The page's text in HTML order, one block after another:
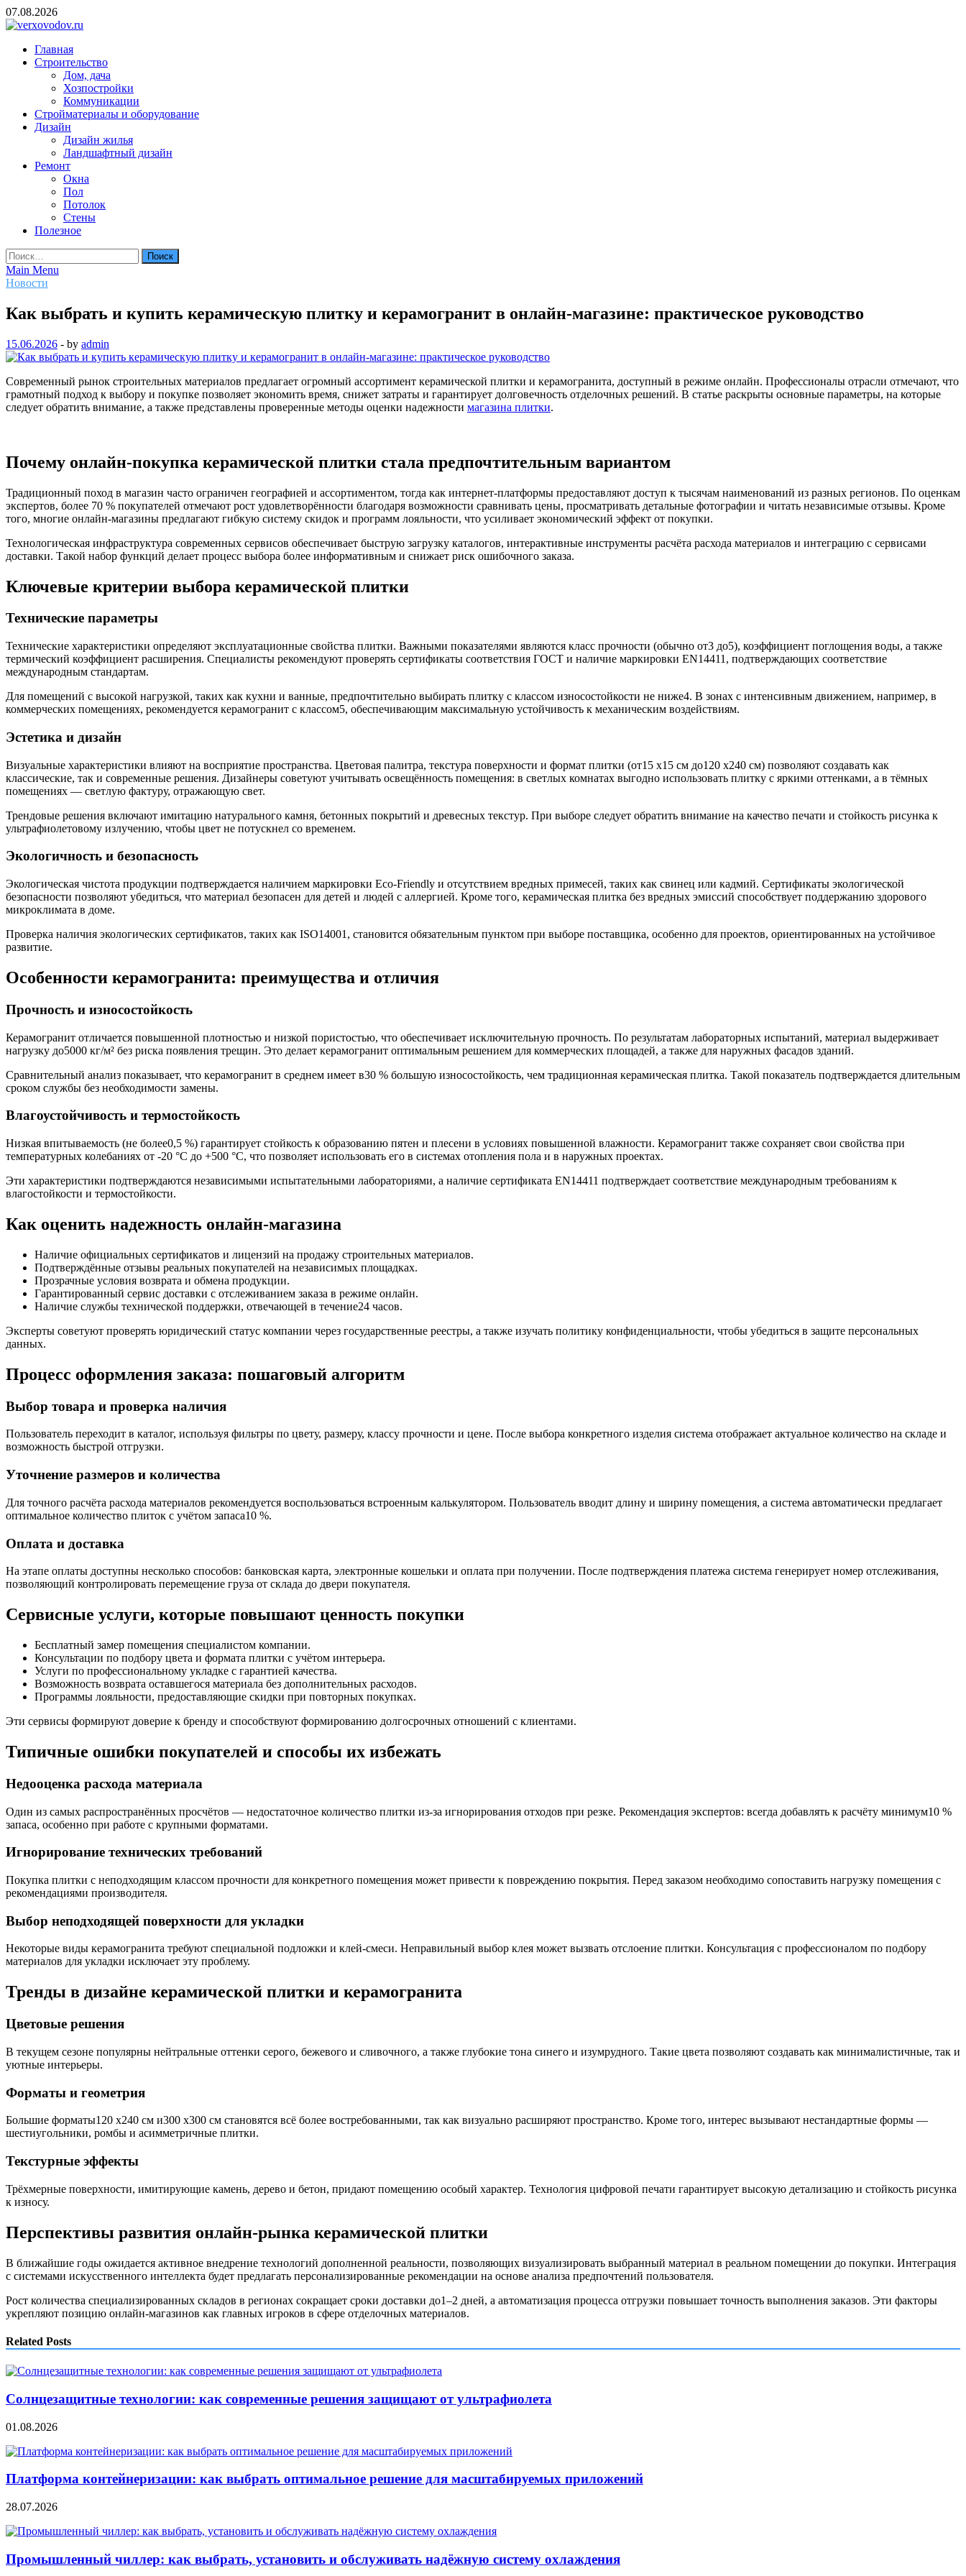
Skip
to
07.08.2026
verxovodov.ru
Ремонт и строительство
Главная
Строительство
Дом, дача
Хозпостройки
Коммуникации
Стройматериалы и оборудование
Дизайн
Дизайн жилья
Ландшафтный дизайн
Ремонт
Окна
Пол
Потолок
Стены
Полезное
Найти:
Main Menu
Новости
Как выбрать и купить керамическую плитку и керамогранит в онлайн‑магазине: практическое руководство
15.06.2026 - by admin
Современный рынок строительных материалов предлагает огромный ассортимент керамической плитки и керамогранита, доступный в режиме онлайн. Профессионалы отрасли отмечают, что
грамотный подход к выбору и покупке позволяет экономить время, снижет затраты и гарантирует долговечность отделочных решений. В статье раскрыты основные параметры, на которые
следует обратить внимание, а также представлены проверенные методы оценки надежности магазина плитки.
Почему онлайн‑покупка керамической плитки стала предпочтительным вариантом
Традиционный поход в магазин часто ограничен географией и ассортиментом, тогда как интернет‑платформы предоставляют доступ к тысячам наименований из разных регионов. По оценкам
экспертов, более 70 % покупателей отмечают рост удовлетворённости благодаря возможности сравнивать цены, просматривать детальные фотографии и читать независимые отзывы. Кроме
того, многие онлайн‑магазины предлагают гибкую систему скидок и программ лояльности, что усиливает экономический эффект от покупки.
Технологическая инфраструктура современных сервисов обеспечивает быструю загрузку каталогов, интерактивные инструменты расчёта расхода материалов и интеграцию с сервисами
доставки. Такой набор функций делает процесс выбора более информативным и снижает риск ошибочного заказа.
Ключевые критерии выбора керамической плитки
Технические параметры
Технические характеристики определяют эксплуатационные свойства плитки. Важными показателями являются класс прочности (обычно от3 до5), коэффициент поглощения воды, а также
термический коэффициент расширения. Специалисты рекомендуют проверять сертификаты соответствия ГОСТ и наличие маркировки EN14411, подтверждающих соответствие
международным стандартам.
Для помещений с высокой нагрузкой, таких как кухни и ванные, предпочтительно выбирать плитку с классом износостойкости не ниже4. В зонах с интенсивным движением, например, в
коммерческих помещениях, рекомендуется керамогранит с классом5, обеспечивающим максимальную устойчивость к механическим воздействиям.
Эстетика и дизайн
Визуальные характеристики влияют на восприятие пространства. Цветовая палитра, текстура поверхности и формат плитки (от15 x15 см до120 x240 см) позволяют создавать как
классические, так и современные решения. Дизайнеры советуют учитывать освещённость помещения: в светлых комнатах выгодно использовать плитку с яркими оттенками, а в тёмных
помещениях — светлую фактуру, отражающую свет.
Трендовые решения включают имитацию натурального камня, бетонных покрытий и древесных текстур. При выборе следует обратить внимание на качество печати и стойкость рисунка к
ультрафиолетовому излучению, чтобы цвет не потускнел со временем.
Экологичность и безопасность
Экологическая чистота продукции подтверждается наличием маркировки Eco‑Friendly и отсутствием вредных примесей, таких как свинец или кадмий. Сертификаты экологической
безопасности позволяют убедиться, что материал безопасен для детей и людей с аллергией. Кроме того, керамическая плитка без вредных эмиссий способствует поддержанию здорового
микроклимата в доме.
Проверка наличия экологических сертификатов, таких как ISO14001, становится обязательным пунктом при выборе поставщика, особенно для проектов, ориентированных на устойчивое
развитие.
Особенности керамогранита: преимущества и отличия
Прочность и износостойкость
Керамогранит отличается повышенной плотностью и низкой пористостью, что обеспечивает исключительную прочность. По результатам лабораторных испытаний, материал выдерживает
нагрузку до5000 кг/м² без риска появления трещин. Это делает керамогранит оптимальным решением для коммерческих площадей, а также для наружных фасадов зданий.
Сравнительный анализ показывает, что керамогранит в среднем имеет в30 % большую износостойкость, чем традиционная керамическая плитка. Такой показатель подтверждается длительным
сроком службы без необходимости замены.
Влагоустойчивость и термостойкость
Низкая впитываемость (не более0,5 %) гарантирует стойкость к образованию пятен и плесени в условиях повышенной влажности. Керамогранит также сохраняет свои свойства при
температурных колебаниях от -20 °C до +500 °C, что позволяет использовать его в системах отопления пола и в наружных проектах.
Эти характеристики подтверждаются независимыми испытательными лабораториями, а наличие сертификата EN14411 подтверждает соответствие международным требованиям к
влагостойкости и термостойкости.
Как оценить надежность онлайн‑магазина
Наличие официальных сертификатов и лицензий на продажу строительных материалов.
Подтверждённые отзывы реальных покупателей на независимых площадках.
Прозрачные условия возврата и обмена продукции.
Гарантированный сервис доставки с отслеживанием заказа в режиме онлайн.
Наличие службы технической поддержки, отвечающей в течение24 часов.
Эксперты советуют проверять юридический статус компании через государственные реестры, а также изучать политику конфиденциальности, чтобы убедиться в защите персональных
данных.
Процесс оформления заказа: пошаговый алгоритм
Выбор товара и проверка наличия
Пользователь переходит в каталог, используя фильтры по цвету, размеру, классу прочности и цене. После выбора конкретного изделия система отображает актуальное количество на складе и
возможность быстрой отгрузки.
Уточнение размеров и количества
Для точного расчёта расхода материалов рекомендуется воспользоваться встроенным калькулятором. Пользователь вводит длину и ширину помещения, а система автоматически предлагает
оптимальное количество плиток с учётом запаса10 %.
Оплата и доставка
На этапе оплаты доступны несколько способов: банковская карта, электронные кошельки и оплата при получении. После подтверждения платежа система генерирует номер отслеживания,
позволяющий контролировать перемещение груза от склада до двери покупателя.
Сервисные услуги, которые повышают ценность покупки
Бесплатный замер помещения специалистом компании.
Консультации по подбору цвета и формата плитки с учётом интерьера.
Услуги по профессиональному укладке с гарантией качества.
Возможность возврата оставшегося материала без дополнительных расходов.
Программы лояльности, предоставляющие скидки при повторных покупках.
Эти сервисы формируют доверие к бренду и способствуют формированию долгосрочных отношений с клиентами.
Типичные ошибки покупателей и способы их избежать
Недооценка расхода материала
Один из самых распространённых просчётов — недостаточное количество плитки из‑за игнорирования отходов при резке. Рекомендация экспертов: всегда добавлять к расчёту минимум10 %
запаса, особенно при работе с крупными форматами.
Игнорирование технических требований
Покупка плитки с неподходящим классом прочности для конкретного помещения может привести к повреждению покрытия. Перед заказом необходимо сопоставить нагрузку помещения с
рекомендациями производителя.
Выбор неподходящей поверхности для укладки
Некоторые виды керамогранита требуют специальной подложки и клей‑смеси. Неправильный выбор клея может вызвать отслоение плитки. Консультация с профессионалом по подбору
материалов для укладки исключает эту проблему.
Тренды в дизайне керамической плитки и керамогранита
Цветовые решения
В текущем сезоне популярны нейтральные оттенки серого, бежевого и сливочного, а также глубокие тона синего и изумрудного. Такие цвета позволяют создавать как минималистичные, так и
уютные интерьеры.
Форматы и геометрия
Большие форматы120 x240 см и300 x300 см становятся всё более востребованными, так как визуально расширяют пространство. Кроме того, интерес вызывают нестандартные формы —
шестиугольники, ромбы и асимметричные плитки.
Текстурные эффекты
Трёхмерные поверхности, имитирующие камень, дерево и бетон, придают помещению особый характер. Технология цифровой печати гарантирует высокую детализацию и стойкость рисунка
к износу.
Перспективы развития онлайн‑рынка керамической плитки
В ближайшие годы ожидается активное внедрение технологий дополненной реальности, позволяющих визуализировать выбранный материал в реальном помещении до покупки. Интеграция
с системами искусственного интеллекта будет предлагать персонализированные рекомендации на основе анализа предпочтений пользователя.
Рост количества специализированных складов в регионах сокращает сроки доставки до1–2 дней, а автоматизация процесса отгрузки повышает точность выполнения заказов. Эти факторы
укрепляют позицию онлайн‑магазинов как главных игроков в сфере отделочных материалов.
Related Posts
Солнцезащитные технологии: как современные решения защищают от ультрафиолета
01.08.2026
Платформа контейнеризации: как выбрать оптимальное решение для масштабируемых приложений
28.07.2026
Промышленный чиллер: как выбрать, установить и обслуживать надёжную систему охлаждения